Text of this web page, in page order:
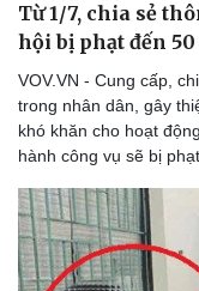
Từ 1/7, chia sẻ
hội bị phạt đến
VOV.VN - Cung cấp,
trong nhân dân, gây
khó khăn cho hoạt
hành công vụ sẽ bị